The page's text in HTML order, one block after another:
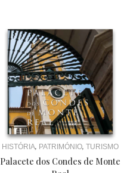
HISTÓRIA, PATRIMÓNIO, TURISMO
Palacete dos Condes de Monte